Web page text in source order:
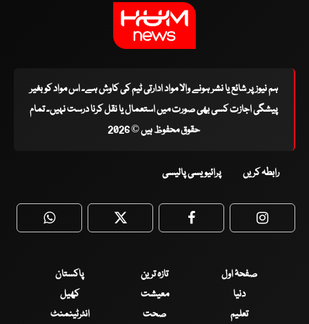
ہم نیوز پر شائع یا نشر ہونے والا مواد ادارتی ٹیم کی کاوش ہے۔ اس مواد کو بغیر
پیشگی اجازت کسی بھی صورت میں استعمال یا نقل کرنا درست نہیں۔ تمام
حقوق محفوظ ہیں © 2026
رابطہ کریں پرائیویسی پالیسی
WhatsApp Twitter Facebook
صفحۂ اول تازہ ترین
پاکستان
دنیا
معیشت
کھیل
تعلیم
صحت انٹرٹینمنٹ